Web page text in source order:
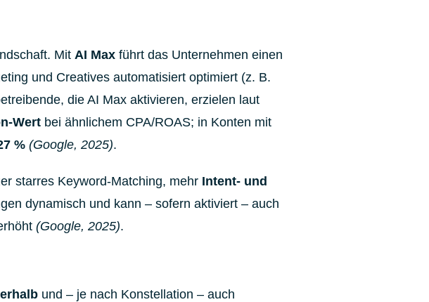
Mit AI Max führt das Unternehmen einen
und Creatives automatisiert optimiert (z. B.
die AI Max aktivieren, erzielen laut
Wert bei ähnlichem CPA/ROAS; in Konten mit
% (Google, 2025).
starres Keyword-Matching, mehr Intent- und
dynamisch und kann – sofern aktiviert – auch
(Google, 2025).
und – je nach Konstellation – auch